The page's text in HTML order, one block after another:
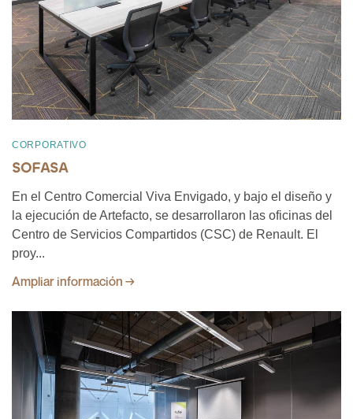
CORPORATIVO
SOFASA
En el Centro Comercial Viva Envigado, y bajo el diseño y
la ejecución de Artefacto, se desarrollaron las oficinas del
Centro de Servicios Compartidos (CSC) de Renault. El
proy...
Ampliar información →